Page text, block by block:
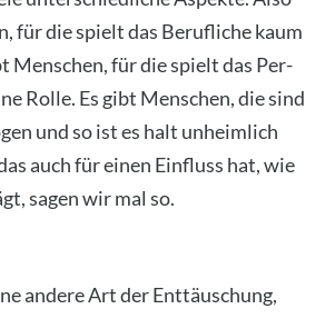
für die spielt das Beruf­li­che kaum
Men­schen, für die spielt das Per­
Rol­le. Es gibt Men­schen, die sind
und so ist es halt unheim­lich
auch für einen Ein­fluss hat, wie
sagen wir mal so.
ande­re Art der Ent­täu­schung,